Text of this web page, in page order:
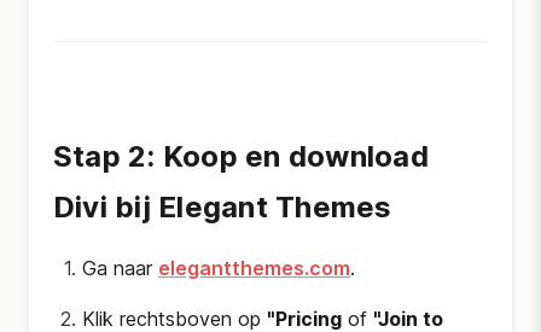
Stap 2: Koop en download
Divi bij Elegant Themes
Ga naar elegantthemes.com.
Klik rechtsboven op "Pricing of "Join to